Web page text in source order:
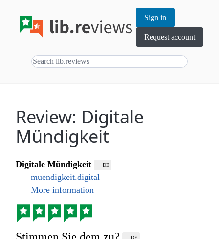
Sign in
Request account
Review: Digitale
Mündigkeit
Digitale Mündigkeit DE
muendigkeit.digital
More information
Stimmen Sie dem zu? DE